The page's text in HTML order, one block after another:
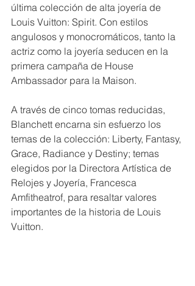
última colección de alta joyería de
Louis Vuitton: Spirit. Con estilos
angulosos y monocromáticos, tanto la
actriz como la joyería seducen en la
primera campaña de House
Ambassador para la Maison.
A través de cinco tomas reducidas,
Blanchett encarna sin esfuerzo los
temas de la colección: Liberty, Fantasy,
Grace, Radiance y Destiny; temas
elegidos por la Directora Artística de
Relojes y Joyería, Francesca
Amfitheatrof, para resaltar valores
importantes de la historia de Louis
Vuitton.